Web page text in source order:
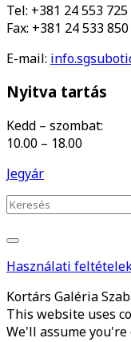
Tel: +381 24 553 725
Fax: +381 24 533 850
E-mail:
Nyitva tartás
Kedd – szombat:
10.00 – 18.00
Jegyár
Használati
Kortárs Galéria
This website uses
We'll assume